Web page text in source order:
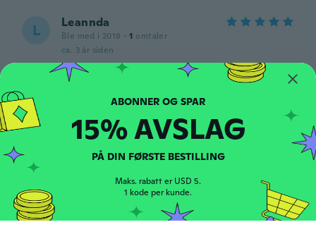
L Leannda
Ble med i 2018 · 1 omtaler
ca. 3 år siden
C Ble med i 2016 · 152 omtaler · 28
ca. 3 år siden
K Kayla
Really cute! Looks just like the picture.
15% AVSLAG
PÅ DIN FØRSTE BESTILLING
Maks. rabatt er USD 5.
1 kode per kunde.